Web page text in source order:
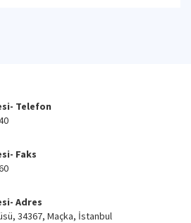
Telefon
Faks
Adres
34367, Maçka, İstanbul